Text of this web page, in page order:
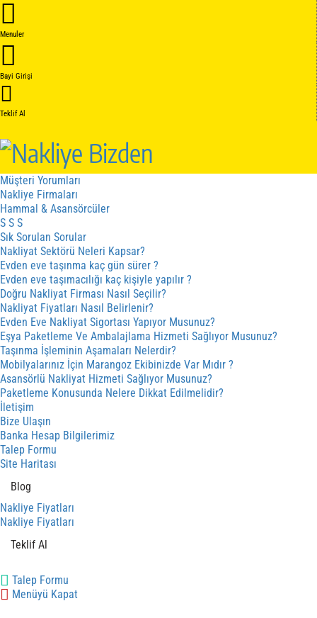
Menuler
Bayi Girişi
Teklif Al
Hakkımızda
Hakkımızda
Hizmetler
Hizmet Sözleşmesi
Gizlilik Sözleşmesi
Hizmetler
Kampanyalar
Sistem Nasıl Çalışır
Müşteri Yorumları
Nakliye Firmaları
Hammal & Asansörcüler
S S S
Sık Sorulan Sorular
Nakliyat Sektörü Neleri Kapsar?
Evden eve taşınma kaç gün sürer ?
Evden eve taşımacılığı kaç kişiyle yapılır ?
Doğru Nakliyat Firması Nasıl Seçilir?
Nakliyat Fiyatları Nasıl Belirlenir?
Evden Eve Nakliyat Sigortası Yapıyor Musunuz?
Eşya Paketleme Ve Ambalajlama Hizmeti Sağlıyor Musunuz?
Taşınma İşleminin Aşamaları Nelerdir?
Mobilyalarınız İçin Marangoz Ekibinizde Var Mıdır ?
Asansörlü Nakliyat Hizmeti Sağlıyor Musunuz?
Paketleme Konusunda Nelere Dikkat Edilmelidir?
İletişim
Bize Ulaşın
Banka Hesap Bilgilerimiz
Talep Formu
Site Haritası
Blog
Nakliye Fiyatları
Nakliye Fiyatları
Teklif Al
Talep Formu
Menüyü Kapat